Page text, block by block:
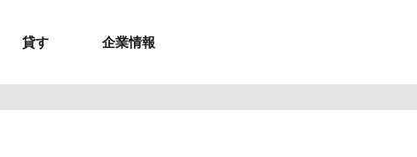
お問合せ
無料お見積もり
貸す
お問い合わせ
企業情報